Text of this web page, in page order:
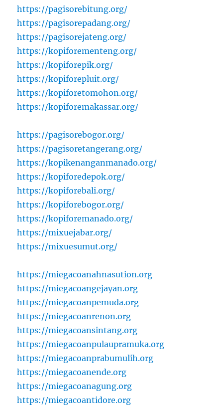
https://pagisorebitung.org/
https://pagisorepadang.org/
https://pagisorejateng.org/
https://kopiforementeng.org/
https://kopiforepik.org/
https://kopiforepluit.org/
https://kopiforetomohon.org/
https://kopiforemakassar.org/
https://pagisorebogor.org/
https://pagisoretangerang.org/
https://kopikenanganmanado.org/
https://kopiforedepok.org/
https://kopiforebali.org/
https://kopiforebogor.org/
https://kopiforemanado.org/
https://mixuejabar.org/
https://mixuesumut.org/
https://miegacoanahnasution.org
https://miegacoangejayan.org
https://miegacoanpemuda.org
https://miegacoanrenon.org
https://miegacoansintang.org
https://miegacoanpulaupramuka.org
https://miegacoanprabumulih.org
https://miegacoanende.org
https://miegacoanagung.org
https://miegacoantidore.org